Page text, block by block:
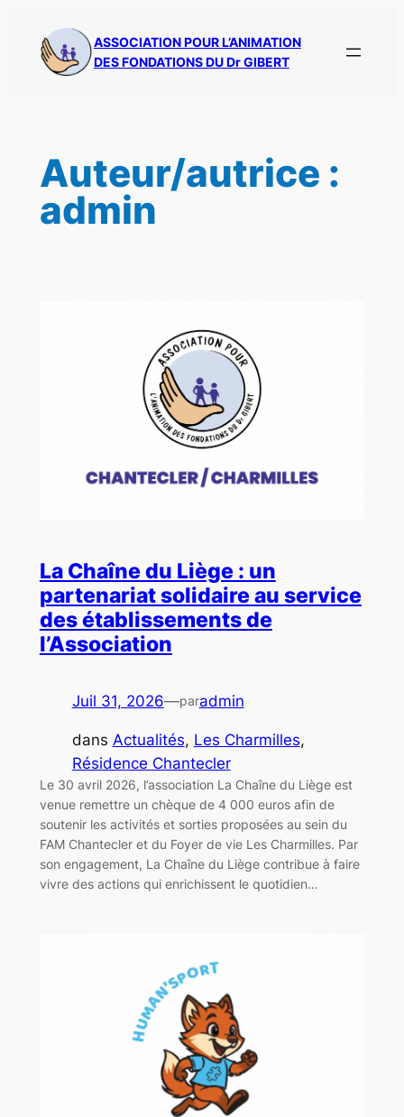
contenu
ASSOCIATION POUR L’ANIMATION
DES FONDATIONS DU Dr GIBERT
Auteur/autrice :
admin
La Chaîne du Liège : un
partenariat solidaire au service
des établissements de
l’Association
Juil 31, 2026—paradmin
dans Actualités, Les Charmilles
Résidence Chantecler
Le 30 avril 2026, l’association La Chaîne du Liège est
venue remettre un chèque de 4 000 euros afin de
soutenir les activités et sorties proposées au sein du
FAM Chantecler et du Foyer de vie Les Charmilles. Par
son engagement, La Chaîne du Liège contribue à faire
vivre des actions qui enrichissent le quotidien…